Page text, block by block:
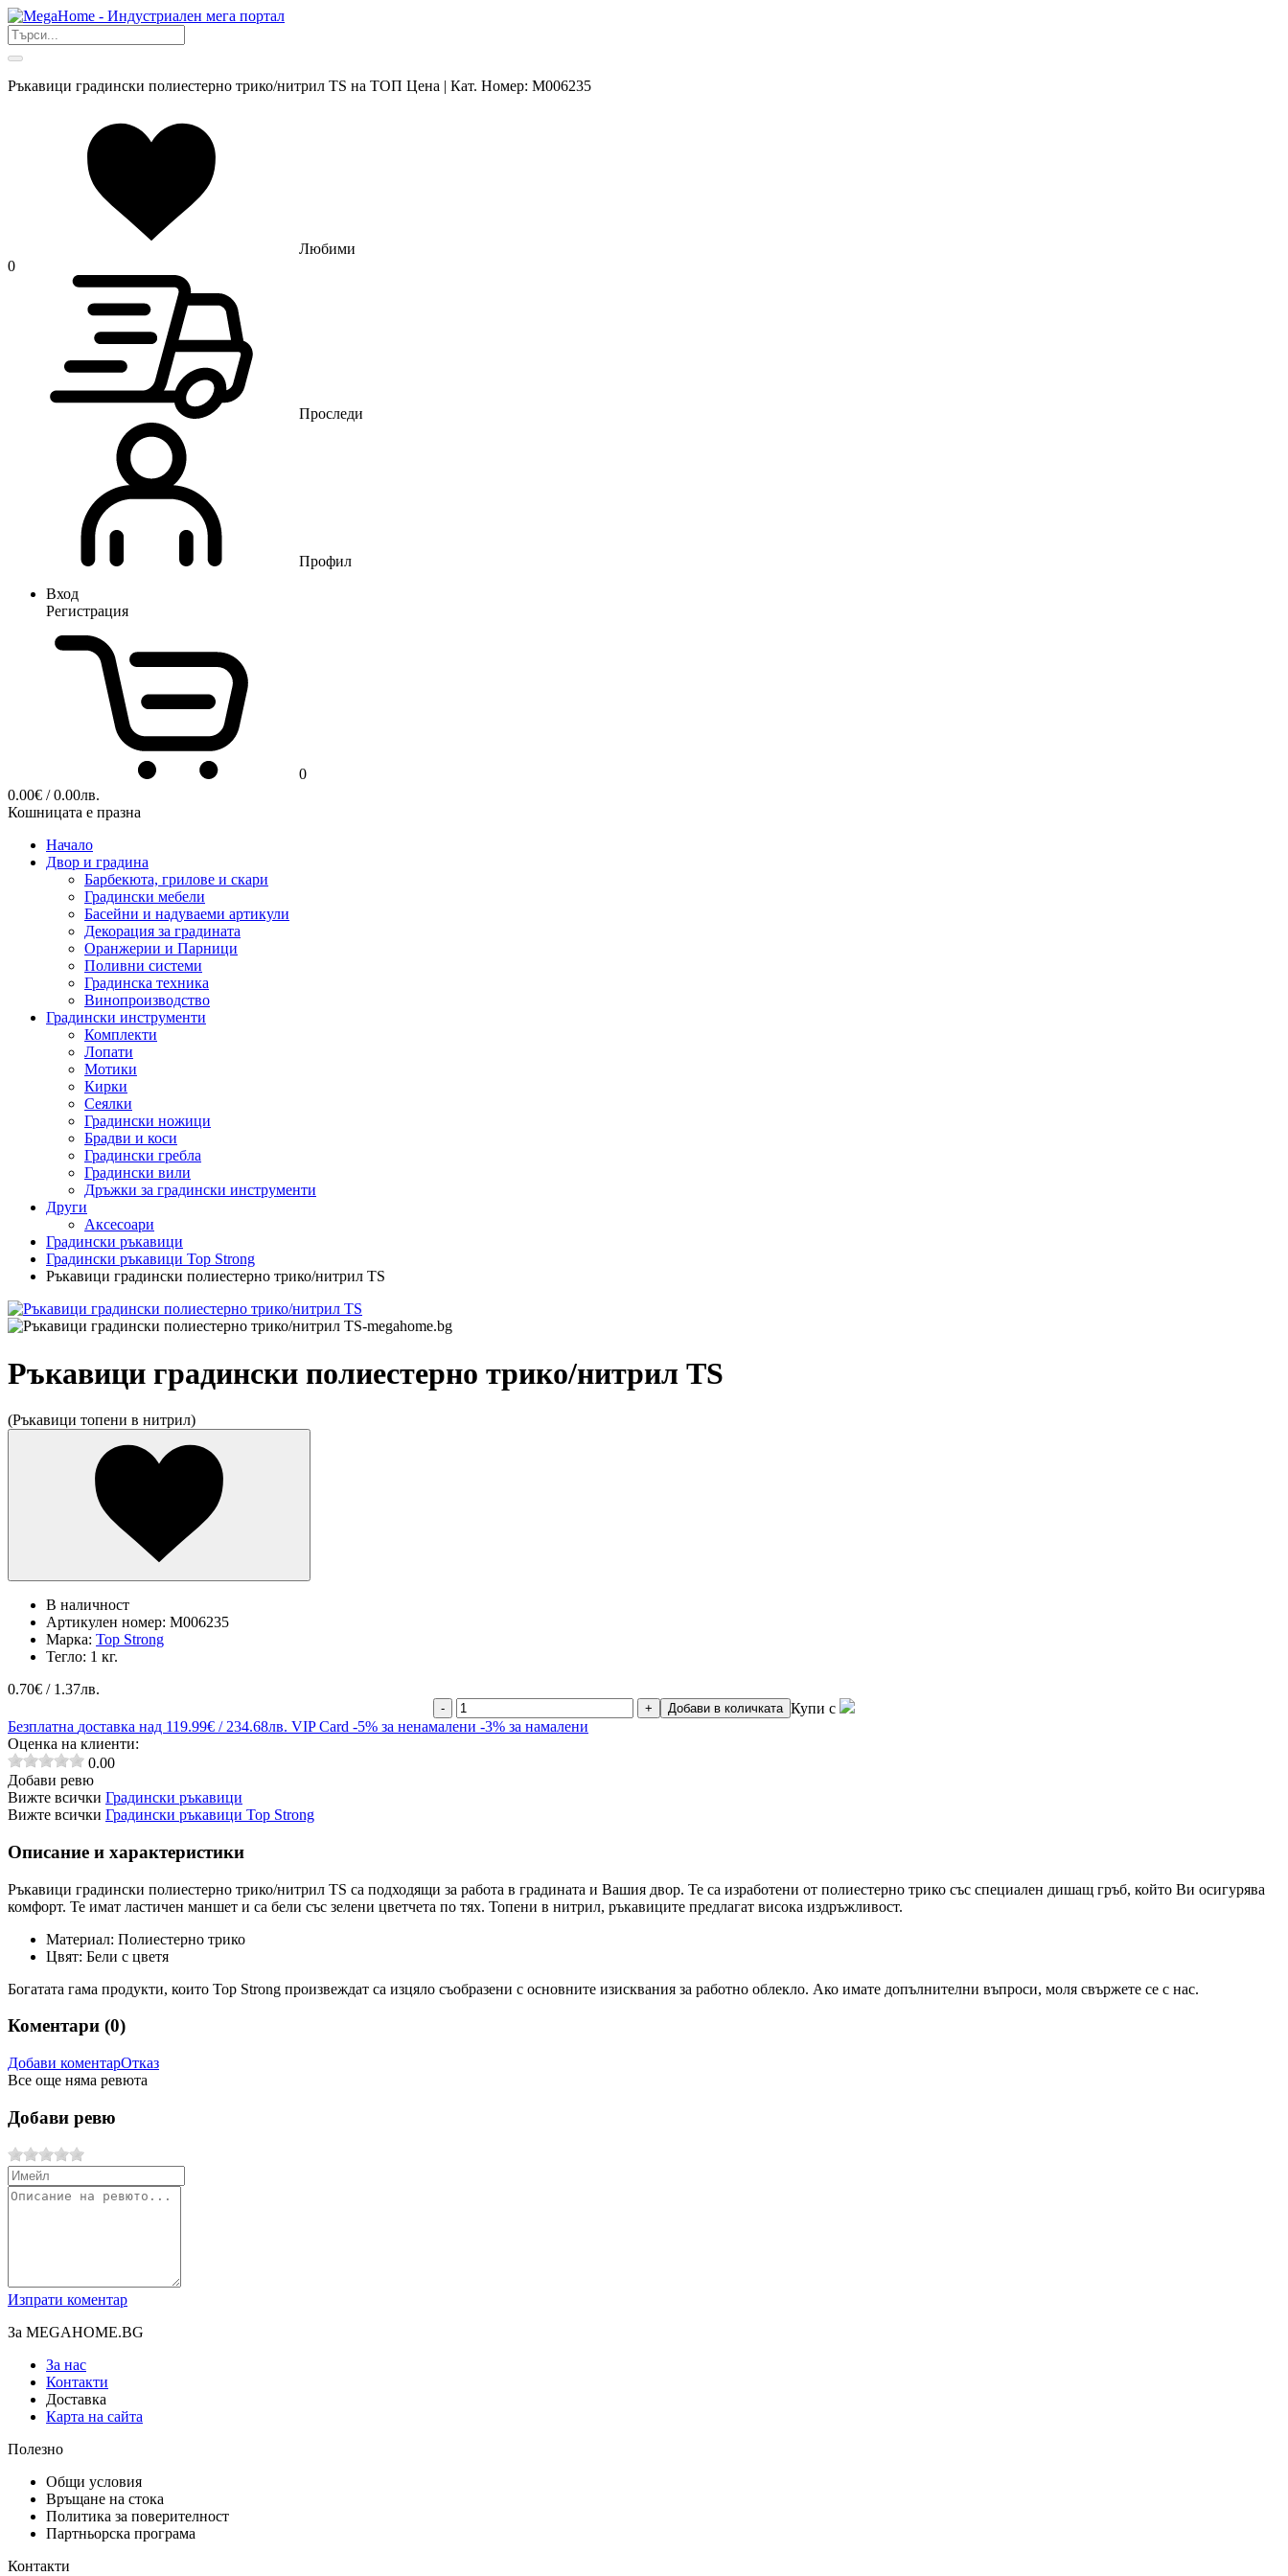
Ръкавици градински полиестерно трико/нитрил TS на ТОП Цена | Кат. Номер: M006235
Любими
0
Проследи
Профил
Вход
Регистрация
0
0.00€ / 0.00лв.
Кошницата е празна
Начало
Двор и градина
Барбекюта, грилове и скари
Градински мебели
Басейни и надуваеми артикули
Декорация за градината
Оранжерии и Парници
Поливни системи
Градинска техника
Винопроизводство
Градински инструменти
Комплекти
Лопати
Мотики
Кирки
Сеялки
Градински ножици
Брадви и коси
Градински гребла
Градински вили
Дръжки за градински инструменти
Други
Аксесоари
Градински ръкавици
Градински ръкавици Top Strong
Ръкавици градински полиестерно трико/нитрил TS
Ръкавици градински полиестерно трико/нитрил TS
(Ръкавици топени в нитрил)
В наличност
Артикулен номер: M006235
Марка: Top Strong
Тегло: 1 кг.
0.70€ / 1.37лв.
- + Добави в количката Купи с
Безплатна доставка над 119.99€ / 234.68лв. VIP Card -5% за ненамалени -3% за намалени
Оценка на клиенти:
0.00
Добави ревю
Вижте всички Градински ръкавици
Вижте всички Градински ръкавици Top Strong
Описание и характеристики
Ръкавици градински полиестерно трико/нитрил TS са подходящи за работа в градината и Вашия двор. Те са изработени от полиестерно трико със специален дишащ гръб, който Ви осигурява
комфорт. Те имат ластичен маншет и са бели със зелени цветчета по тях. Топени в нитрил, ръкавиците предлагат висока издръжливост.
Материал: Полиестерно трико
Цвят: Бели с цветя
Богатата гама продукти, които Top Strong произвеждат са изцяло съобразени с основните изисквания за работно облекло. Ако имате допълнителни въпроси, моля свържете се с нас.
Коментари (0)
Добави коментарОтказ
Все още няма ревюта
Добави ревю
Изпрати коментар
За MEGAHOME.BG
За нас
Контакти
Доставка
Карта на сайта
Полезно
Общи условия
Връщане на стока
Политика за поверителност
Партньорска програма
Контакти